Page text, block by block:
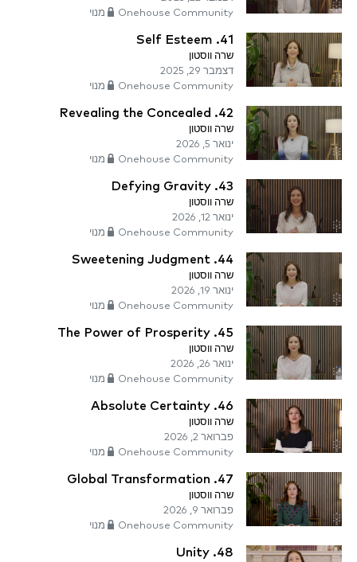
Onehouse Community מנוי
41. Self Esteem
שרה ווסטון
דצמבר 29, 2025
Onehouse Community מנוי
42. Revealing the Concealed
שרה ווסטון
ינואר 5, 2026
Onehouse Community מנוי
43. Defying Gravity
שרה ווסטון
ינואר 12, 2026
Onehouse Community מנוי
44. Sweetening Judgment
שרה ווסטון
ינואר 19, 2026
Onehouse Community מנוי
45. The Power of Prosperity
שרה ווסטון
ינואר 26, 2026
Onehouse Community מנוי
46. Absolute Certainty
שרה ווסטון
פברואר 2, 2026
Onehouse Community מנוי
47. Global Transformation
שרה ווסטון
פברואר 9, 2026
Onehouse Community מנוי
48. Unity